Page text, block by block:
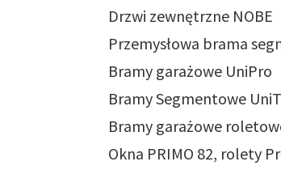
Drzwi zewnętrzne NOBE
Przemysłowa brama
Bramy garażowe UniPro
Bramy Segmentowe
Bramy garażowe
Okna PRIMO 82, rolety